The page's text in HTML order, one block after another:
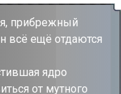
прибрежный
всё ещё отдаются
ядро
от мутного